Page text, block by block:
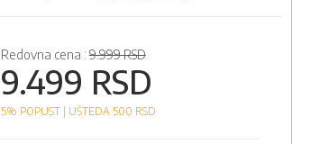
Redovna cena :9.999 RSD
9.499 RSD
5% POPUST | UŠTEDA 500 RSD